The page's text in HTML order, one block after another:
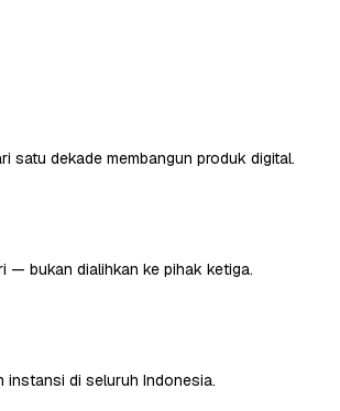
satu dekade membangun produk digital.
— bukan dialihkan ke pihak ketiga.
instansi di seluruh Indonesia.